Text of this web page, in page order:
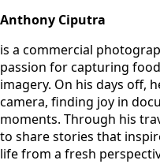
Anthony Ciputra
is a commercial
passion for capturing
imagery. On his days off,
camera, finding joy in
moments. Through his
to share stories that
life from a fresh